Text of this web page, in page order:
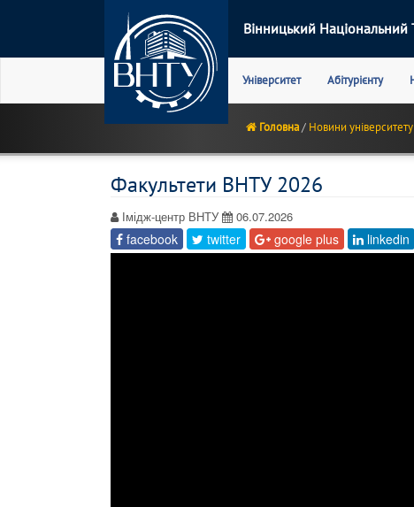
Вінницький Національний
Main
navigation
Університет Абітурієнту
Головна Новини університету
Факультети ВНТУ 2026
Імідж-центр ВНТУ 06.07.2026
facebook twitter google plus linkedin